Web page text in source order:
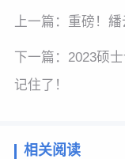
上一篇： 重磅！繙
下一篇： 2023硕
记住了！
相关阅读